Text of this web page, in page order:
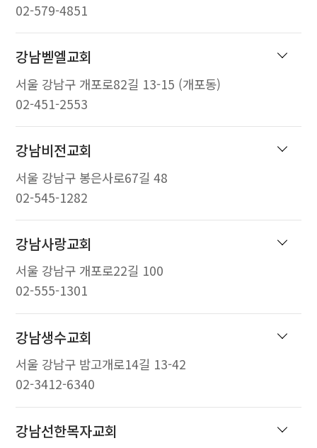
02-579-4851
강남벧엘교회
서울 강남구 개포로82길 13-15 (개포동)
02-451-2553
강남비전교회
서울 강남구 봉은사로67길 48
02-545-1282
강남사랑교회
서울 강남구 개포로22길 100
02-555-1301
강남생수교회
서울 강남구 밤고개로14길 13-42
02-3412-6340
강남선한목자교회